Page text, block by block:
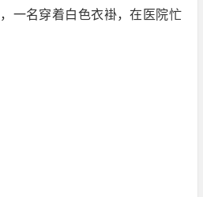
一名穿着白色衣褂，在医院忙